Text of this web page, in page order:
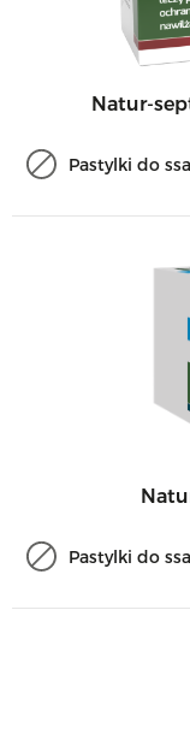
Natur-
Pastylki do
Pastylki do